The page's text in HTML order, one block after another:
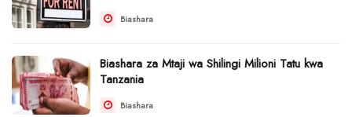
Biashara
Biashara za Mtaji wa Shilingi Milioni Tatu kwa
Tanzania
Biashara